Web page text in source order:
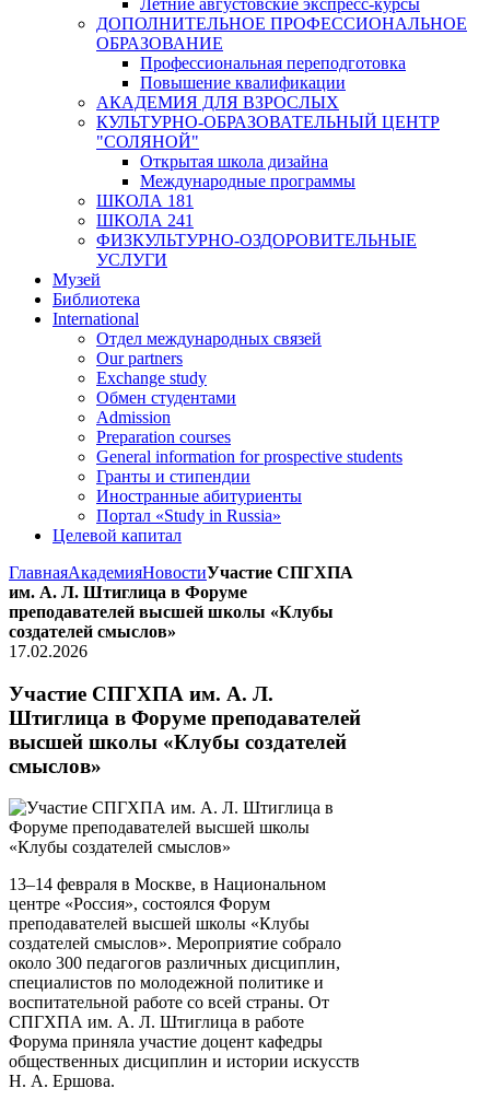
Летние августовские экспресс-курсы
ДОПОЛНИТЕЛЬНОЕ ПРОФЕССИОНАЛЬНОЕ
ОБРАЗОВАНИЕ
Профессиональная переподготовка
Повышение квалификации
АКАДЕМИЯ ДЛЯ ВЗРОСЛЫХ
КУЛЬТУРНО-ОБРАЗОВАТЕЛЬНЫЙ ЦЕНТР
"СОЛЯНОЙ"
Открытая школа дизайна
Международные программы
ШКОЛА 181
ШКОЛА 241
ФИЗКУЛЬТУРНО-ОЗДОРОВИТЕЛЬНЫЕ
УСЛУГИ
Музей
Библиотека
International
Отдел международных связей
Our partners
Exchange study
Обмен студентами
Admission
Preparation courses
General information for prospective students
Гранты и стипендии
Иностранные абитуриенты
Портал «Study in Russia»
Целевой капитал
ГлавнаяАкадемияНовостиУчастие СПГХПА
им. А. Л. Штиглица в Форуме
преподавателей высшей школы «Клубы
создателей смыслов»
17.02.2026
Участие СПГХПА им. А. Л.
Штиглица в Форуме преподавателей
высшей школы «Клубы создателей
смыслов»
13–14 февраля в Москве, в Национальном
центре «Россия», состоялся Форум
преподавателей высшей школы «Клубы
создателей смыслов». Мероприятие собрало
около 300 педагогов различных дисциплин,
специалистов по молодежной политике и
воспитательной работе со всей страны. От
СПГХПА им. А. Л. Штиглица в работе
Форума приняла участие доцент кафедры
общественных дисциплин и истории искусств
Н. А. Ершова.